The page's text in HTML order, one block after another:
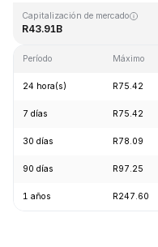
Capitalización de mercado
R43.91B
Período Máximo
24 hora(s) R75.42
7 días R75.42
30 días R78.09
90 días R97.25
1 años R247.60